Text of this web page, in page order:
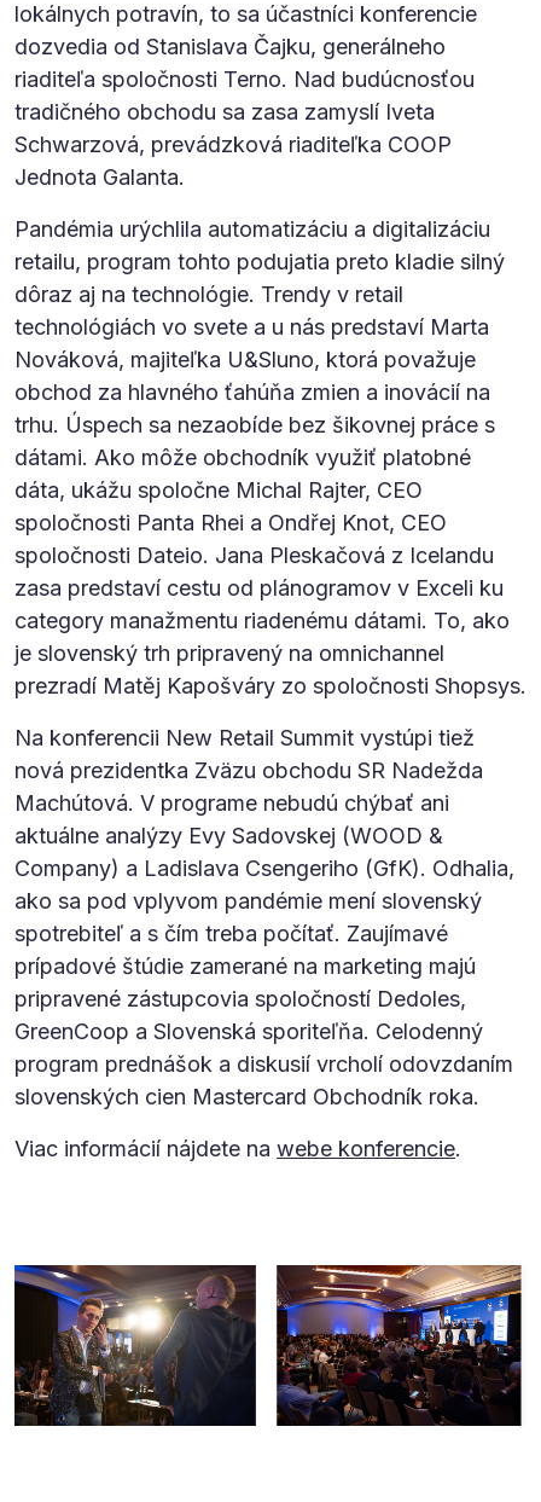
lokálnych potravín, to sa účastníci konferencie
dozvedia od Stanislava Čajku, generálneho
riaditeľa spoločnosti Terno. Nad budúcnosťou
tradičného obchodu sa zasa zamyslí Iveta
Schwarzová, prevádzková riaditeľka COOP
Jednota Galanta.
Pandémia urýchlila automatizáciu a digitalizáciu
retailu, program tohto podujatia preto kladie silný
dôraz aj na technológie. Trendy v retail
technológiách vo svete a u nás predstaví Marta
Nováková, majiteľka U&Sluno, ktorá považuje
obchod za hlavného ťahúňa zmien a inovácií na
trhu. Úspech sa nezaobíde bez šikovnej práce s
dátami. Ako môže obchodník využiť platobné
dáta, ukážu spoločne Michal Rajter, CEO
spoločnosti Panta Rhei a Ondřej Knot, CEO
spoločnosti Dateio. Jana Pleskačová z Icelandu
zasa predstaví cestu od plánogramov v Exceli ku
category manažmentu riadenému dátami. To, ako
je slovenský trh pripravený na omnichannel
prezradí Matěj Kapošváry zo spoločnosti Shopsys.
Na konferencii New Retail Summit vystúpi tiež
nová prezidentka Zväzu obchodu SR Nadežda
Machútová. V programe nebudú chýbať ani
aktuálne analýzy Evy Sadovskej (WOOD &
Company) a Ladislava Csengeriho (GfK). Odhalia,
ako sa pod vplyvom pandémie mení slovenský
spotrebiteľ a s čím treba počítať. Zaujímavé
prípadové štúdie zamerané na marketing majú
pripravené zástupcovia spoločností Dedoles,
GreenCoop a Slovenská sporiteľňa. Celodenný
program prednášok a diskusií vrcholí odovzdaním
slovenských cien Mastercard Obchodník roka.
Viac informácií nájdete na webe konferencie.